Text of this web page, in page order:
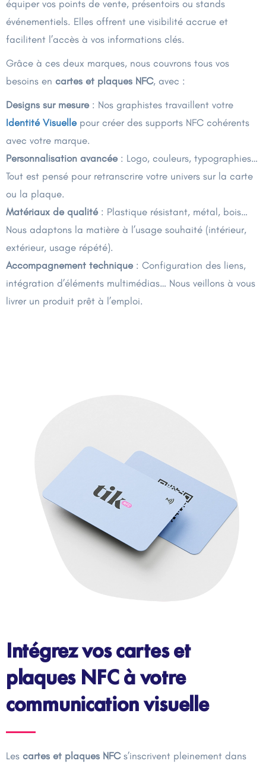
équiper vos points de vente, présentoirs ou stands
événementiels. Elles offrent une visibilité accrue et
facilitent l’accès à vos informations clés.
Grâce à ces deux marques, nous couvrons tous vos
besoins en cartes et plaques NFC, avec :
Designs sur mesure: Nos graphistes travaillent votre
Identité Visuellepour créer des supports NFC cohérents
avec votre marque.
Personnalisation avancée: Logo, couleurs, typographies…
Tout est pensé pour retranscrire votre univers sur la carte
ou la plaque.
Matériaux de qualité: Plastique résistant, métal, bois…
Nous adaptons la matière à l’usage souhaité (intérieur,
extérieur, usage répété).
Accompagnement technique: Configuration des liens,
intégration d’éléments multimédias… Nous veillons à vous
livrer un produit prêt à l’emploi.
Intégrez vos cartes et
plaques NFC à votre
communication visuelle
Les cartes et plaques NFCs’inscrivent pleinement dans